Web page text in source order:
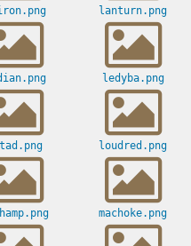
lanturn.png
ledyba.png
loudred.png
machoke.png